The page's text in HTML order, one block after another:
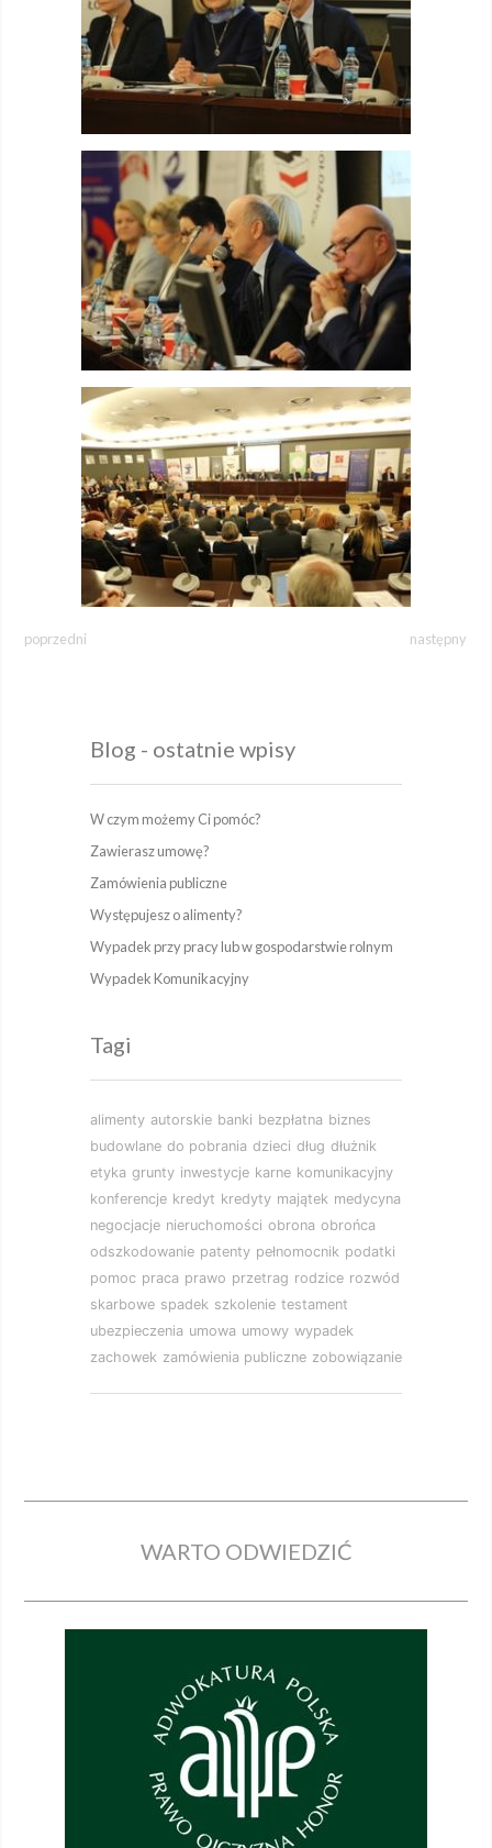
poprzedni następny
Blog - ostatnie wpisy
W czym możemy Ci pomóc?
Zawierasz umowę?
Zamówienia publiczne
Występujesz o alimenty?
Wypadek przy pracy lub w gospodarstwie rolnym
Wypadek Komunikacyjny
Tagi
alimenty autorskie banki bezpłatna biznes
budowlane do pobrania dzieci dług dłużnik
etyka grunty inwestycje karne komunikacyjny
konferencje kredyt kredyty majątek medycyna
negocjacje nieruchomości obrona obrońca
odszkodowanie patenty pełnomocnik podatki
pomoc praca prawo przetrag rodzice rozwód
skarbowe spadek szkolenie testament
ubezpieczenia umowa umowy wypadek
zachowek zamówienia publiczne zobowiązanie
WARTO ODWIEDZIĆ